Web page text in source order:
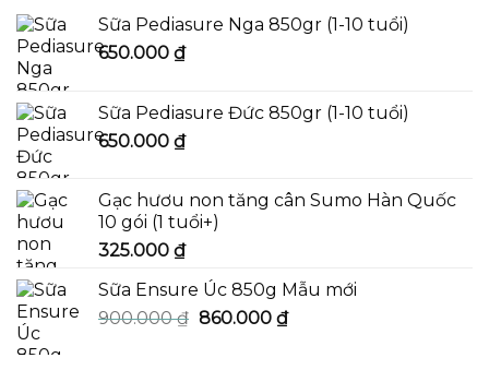
Sữa Pediasure Nga 850gr (1-10 tuổi)
650.000 ₫
Sữa Pediasure Đức 850gr (1-10 tuổi)
650.000 ₫
Gạc hươu non tăng cân Sumo Hàn Quốc
10 gói (1 tuổi+)
325.000 ₫
Sữa Ensure Úc 850g Mẫu mới
900.000₫ Giá
860.000 ₫Giá